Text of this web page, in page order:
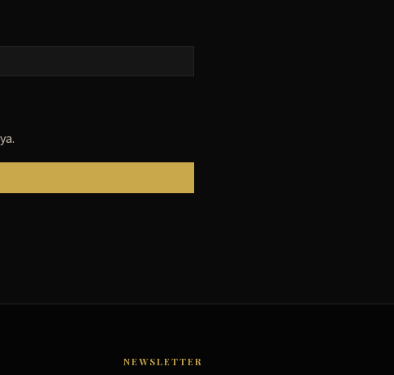
NEWSLETTER